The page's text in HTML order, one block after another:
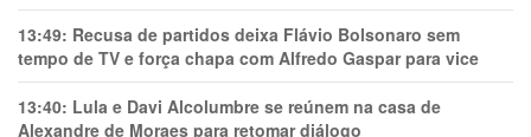
13:49: Recusa de partidos deixa Flávio Bolsonaro sem
tempo de TV e força chapa com Alfredo Gaspar para vice
13:40: Lula e Davi Alcolumbre se reúnem na casa de
Alexandre de Moraes para retomar diálogo